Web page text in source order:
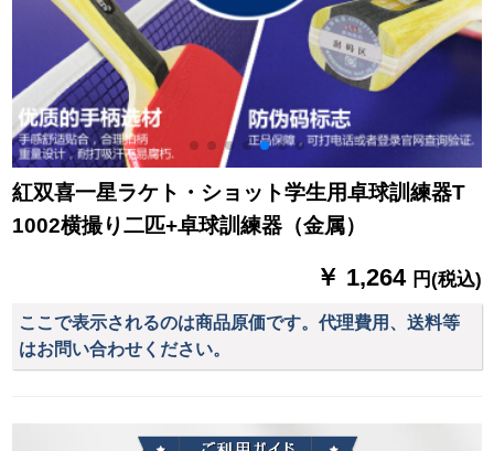
紅双喜一星ラケト・ショット学生用卓球訓練器T
1002横撮り二匹+卓球訓練器（金属）
￥ 1,264 円(税込)
ここで表示されるのは商品原価です。代理費用、送料等
はお問い合わせください。